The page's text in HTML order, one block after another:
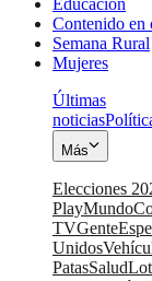
Contenido en
Semana Rural
Mujeres
Últimas
noticias
Más
Elecciones
PlayMundo
TVGente
Unidos
PatasSalud